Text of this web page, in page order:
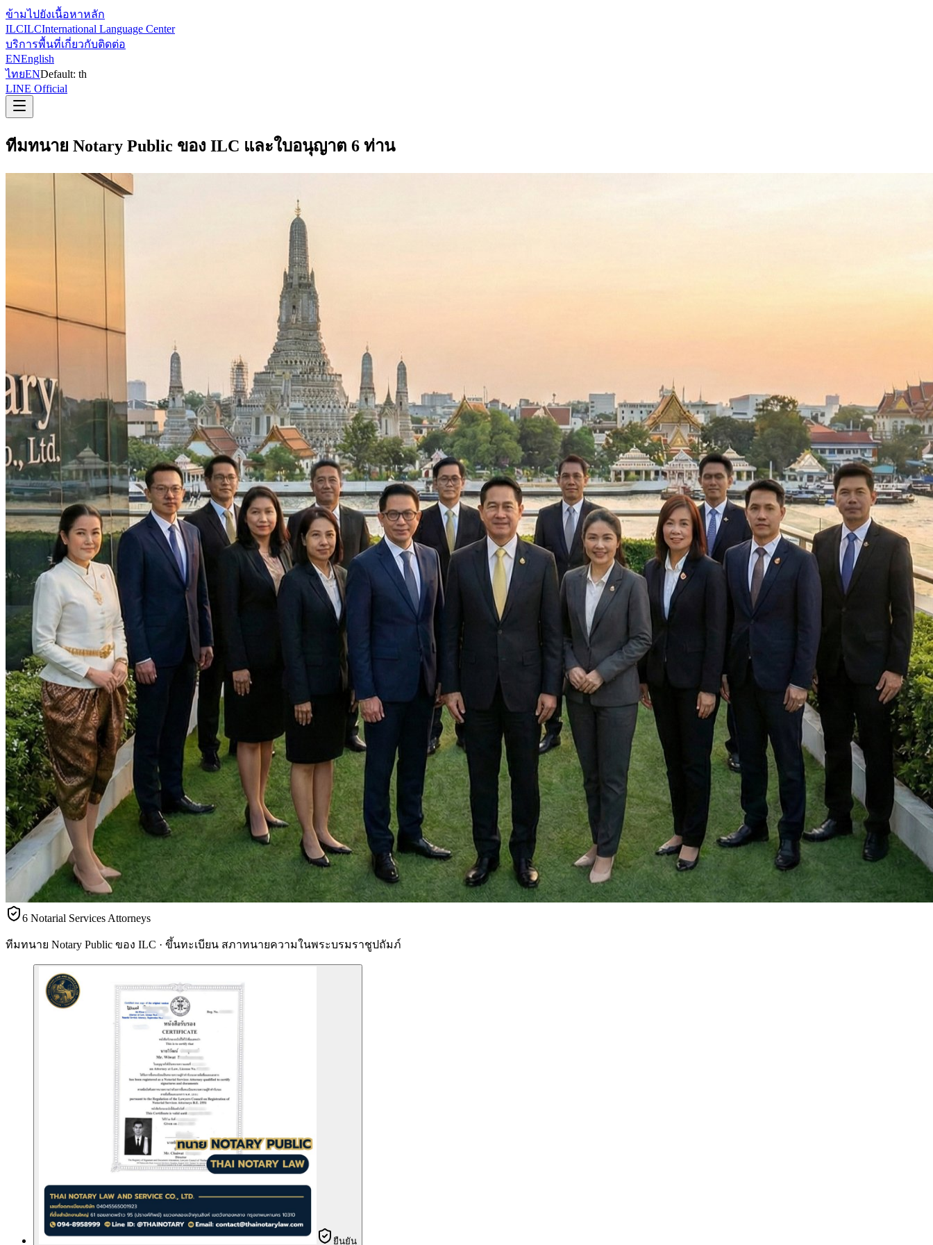
ข้ามไปยังเนื้อหาหลัก
ILCILCInternational Language Center
บริการพื้นที่เกี่ยวกับติดต่อ
ENEnglish
ไทยENDefault: th
LINE Official
ทีมทนาย Notary Public ของ ILC และใบอนุญาต 6 ท่าน
6 Notarial Services Attorneys
ทีมทนาย Notary Public ของ ILC · ขึ้นทะเบียน สภาทนายความในพระบรมราชูปถัมภ์
ยืนยัน